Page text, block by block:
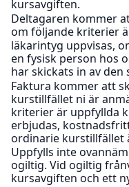
kursavgiften.
Deltagaren kommer
om följande kriterier
läkarintyg uppvisas,
en fysisk person hos
har skickats in av den
Faktura kommer att
kurstillfället ni är
kriterier är uppfyllda
erbjudas,
ordinarie kurstillfället
Uppfylls inte
ogiltig. Vid ogiltig
kursavgiften och ett